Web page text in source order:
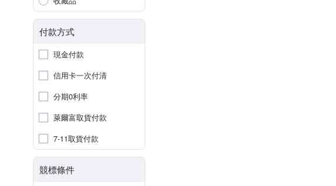
付款方式
現金付款
信用卡一次付清
分期0利率
萊爾富取貨付款
7-11取貨付款
競標條件